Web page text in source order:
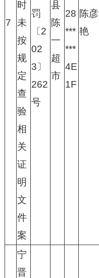
7
时
未
按
规
定
查
验
相
关
证
明
文
件
案
罚
〔2
02
3〕
262
号
县
陈
一
超
市
28
***
***
4E
1F
陈彦
艳
宁
晋